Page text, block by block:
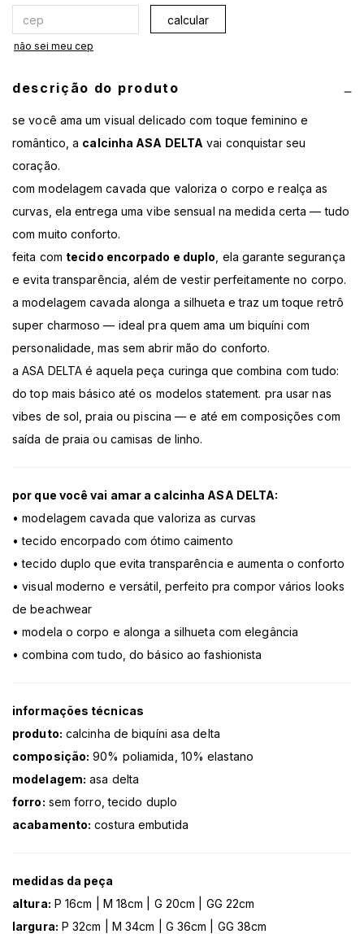
calcular
não sei meu cep
descrição do produto
se você ama um visual delicado com toque feminino e
romântico, a calcinha ASA DELTA vai conquistar seu
coração.
com modelagem cavada que valoriza o corpo e realça as
curvas, ela entrega uma vibe sensual na medida certa — tudo
com muito conforto.
feita com tecido encorpado e duplo , ela garante segurança
e evita transparência, além de vestir perfeitamente no corpo.
a modelagem cavada alonga a silhueta e traz um toque retrô
super charmoso — ideal pra quem ama um biquíni com
personalidade, mas sem abrir mão do conforto.
a ASA DELTA é aquela peça curinga que combina com tudo:
do top mais básico até os modelos statement. pra usar nas
vibes de sol, praia ou piscina — e até em composições com
saída de praia ou camisas de linho.
por que você vai amar a calcinha ASA DELTA:
• modelagem cavada que valoriza as curvas
• tecido encorpado com ótimo caimento
• tecido duplo que evita transparência e aumenta o conforto
• visual moderno e versátil, perfeito pra compor vários looks
de beachwear
• modela o corpo e alonga a silhueta com elegância
• combina com tudo, do básico ao fashionista
informações técnicas
produto: calcinha de biquíni asa delta
composição: 90% poliamida, 10% elastano
modelagem: asa delta
forro: sem forro, tecido duplo
acabamento: costura embutida
medidas da peça
altura: P 16cm | M 18cm | G 20cm | GG 22cm
largura: P 32cm | M 34cm | G 36cm | GG 38cm